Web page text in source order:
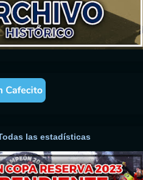
las estadísticas